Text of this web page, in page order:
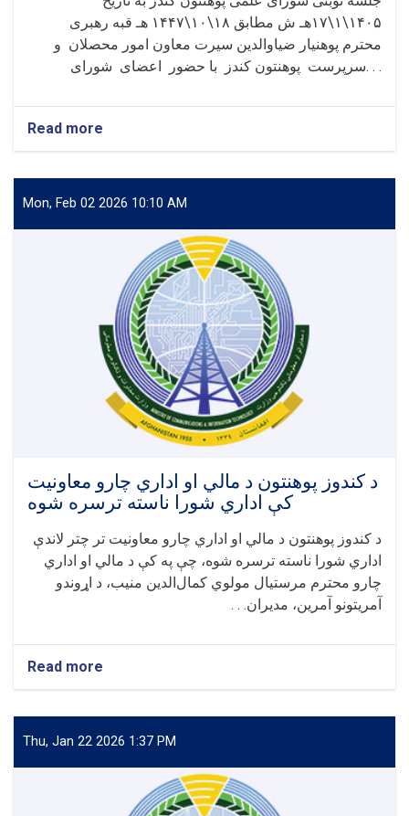
پوهنځي
ټول
استادان
تقدیر
۱۴۰۵\۱\۱۷هـ ش مطابق ۱۸\۱۰\۱۴۴۷ هـ قبه رهبری
محترم پوهنیار ضیاوالدین سیرت معاون امور محصلان و
سرپرست پوهنتون کندز با حضور اعضای شورای. . .
Read more
جلسۀ
شورای
علمی
پوهنتون
کندز
تدویر
گردید!
Mon, Feb 02 2026 10:10 AM
د کندوز پوهنتون د مالي او اداري چارو معاونیت
کې اداري شورا ناسته ترسره شوه
د کندوز پوهنتون د مالي او اداري چارو معاونیت تر چتر لاندې
اداري شورا ناسته ترسره شوه، چې په کې د مالي او اداري
چارو محترم مرستیال مولوي کمال‌الدین منیب، د اړوندو
آمریتونو آمرین، مدیران. . .
Read more
د
پوهنتون
د
Thu, Jan 22 2026 1:37 PM